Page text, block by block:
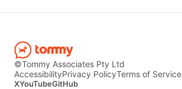
©Tommy Associates Pty Ltd
AccessibilityPrivacy PolicyTerms of Service
XYouTubeGitHub